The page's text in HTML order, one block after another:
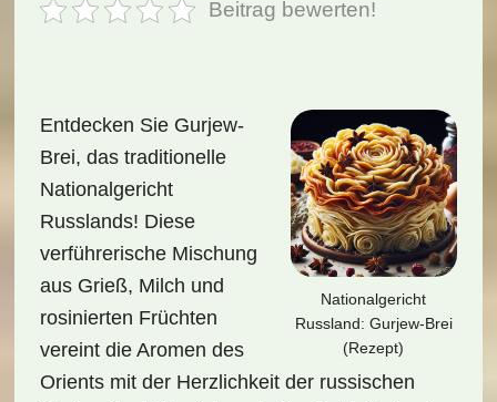
Beitrag bewerten!
Nationalgericht
Russland: Gurjew-Brei
(Rezept)
Entdecken Sie Gurjew-
Brei, das traditionelle
Nationalgericht
Russlands! Diese
verführerische Mischung
aus Grieß, Milch und
rosinierten Früchten
vereint die Aromen des
Orients mit der Herzlichkeit der russischen